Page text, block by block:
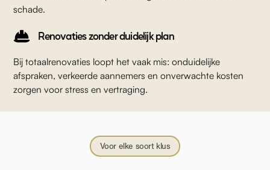
schade.
Renovaties zonder duidelijk plan
Bij totaalrenovaties loopt het vaak mis: onduidelijke
afspraken, verkeerde aannemers en onverwachte kosten
zorgen voor stress en vertraging.
Voor elke soort klus